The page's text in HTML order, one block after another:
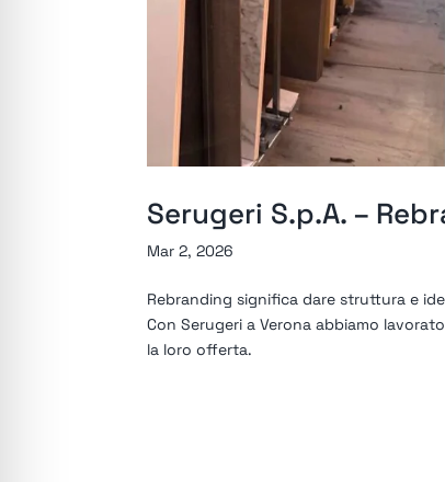
Serugeri S.p.A. –
Mar 2, 2026
Rebranding significa dare struttura e
Con Serugeri a Verona abbiamo
la loro offerta.